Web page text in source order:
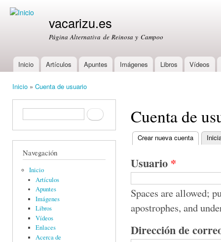
vacarizu.es
Página Alternativa de Reinosa y Campoo
Main menu
Inicio Artículos Apuntes Imágenes Libros Vídeos
Inicio » Cuenta de usuario
Formulario de búsquedaBuscar
Navegación
Inicio
Artículos
Apuntes
Imágenes
Libros
Vídeos
Enlaces
Acerca de
Cuenta de
Primary tabs
Crear nueva cuenta (active
Usuario *
Spaces are allowed;
apostrophes, and
Dirección de